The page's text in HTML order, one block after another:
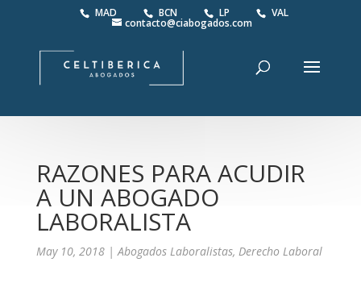
MAD BCN LP VAL
contacto@ciabogados.com
RAZONES PARA ACUDIR
A UN ABOGADO
LABORALISTA
May 10, 2018|Abogados Laboralistas, Derecho Laboral